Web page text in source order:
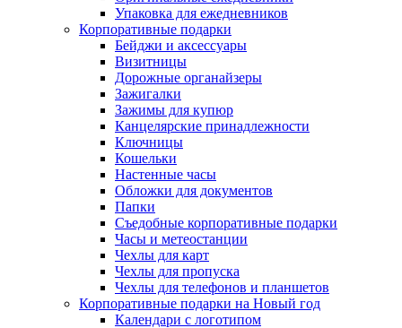
Упаковка для ежедневников
Корпоративные подарки
Бейджи и аксессуары
Визитницы
Дорожные органайзеры
Зажигалки
Зажимы для купюр
Канцелярские принадлежности
Ключницы
Кошельки
Настенные часы
Обложки для документов
Папки
Съедобные корпоративные подарки
Часы и метеостанции
Чехлы для карт
Чехлы для пропуска
Чехлы для телефонов и планшетов
Корпоративные подарки на Новый год
Календари с логотипом